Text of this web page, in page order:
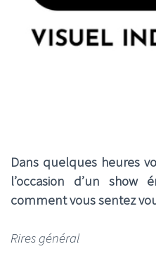
Dans quelques heures
l’occasion d’un show
comment vous sentez
Rires général